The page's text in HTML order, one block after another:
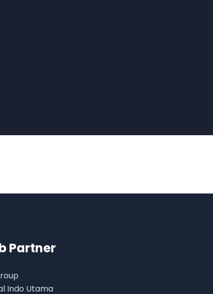
Partner
Indo Utama